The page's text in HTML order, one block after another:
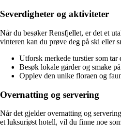
Severdigheter og aktiviteter
Når du besøker Rensfjellet, er det et
vinteren kan du prøve deg på ski eller
Utforsk merkede turstier som tar
Besøk lokale gårder og smake
Opplev den unike floraen og
Overnatting og servering
Når det gjelder overnatting og
et luksuriøst hotell, vil du finne noe